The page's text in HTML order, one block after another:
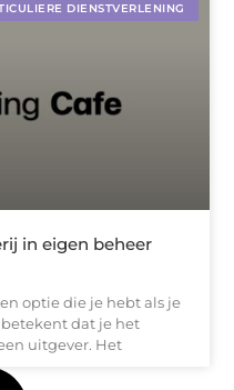
DIENSTVERLENING
in eigen beheer
optie die je hebt als je
dat je het
uitgever. Het